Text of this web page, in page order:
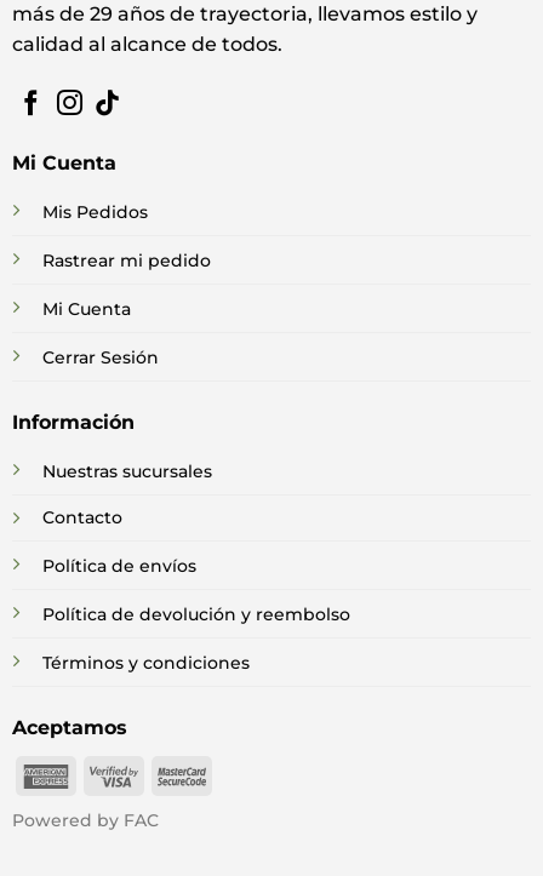
más de 29 años de trayectoria, llevamos estilo y
calidad al alcance de todos.
Mi Cuenta
Mis Pedidos
Rastrear mi pedido
Mi Cuenta
Cerrar Sesión
Información
Nuestras sucursales
Contacto
Política de envíos
Política de devolución y reembolso
Términos y condiciones
Aceptamos
American
Visa
MasterCard
Powered by FAC